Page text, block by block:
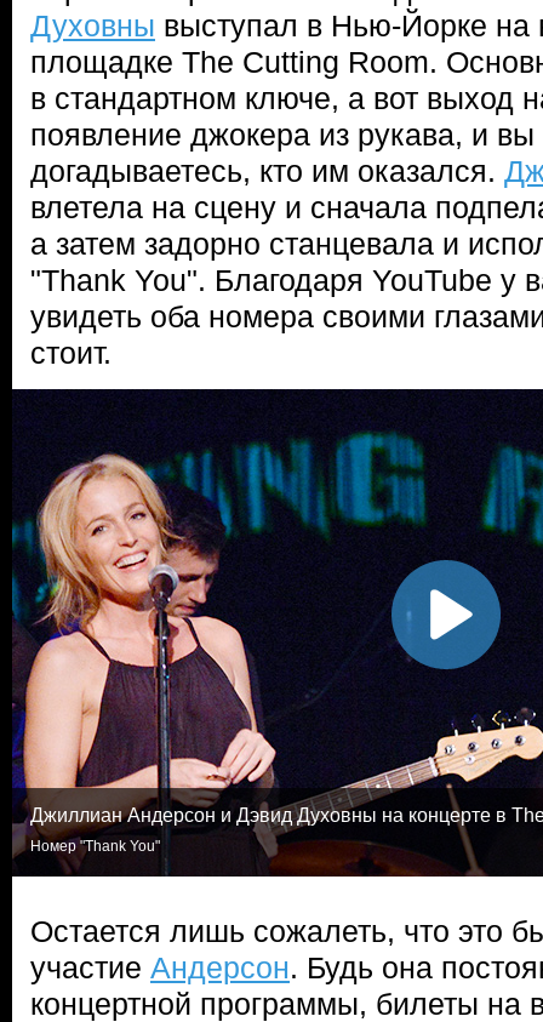
Духовны выступал в Нью-Йорке на
площадке The Cutting Room.
в стандартном ключе, а вот выход
появление джокера из рукава, и
догадываетесь, кто им оказался.
влетела на сцену и сначала
а затем задорно станцевала и
"Thank You". Благодаря YouTube у
увидеть оба номера своими
стоит.
Джиллиан Андерсон и Дэвид Духовны на концерте в
Номер "Thank You"
Остается лишь сожалеть, что это
участие Андерсон. Будь она
концертной программы, билеты на